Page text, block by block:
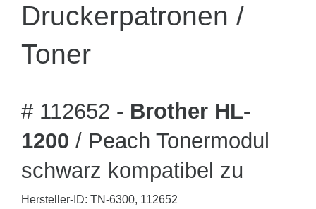
Druckerpatronen /
Toner
# 112652 - Brother HL-
1200 / Peach Tonermodul
schwarz kompatibel zu
Hersteller-ID: TN-6300, 112652